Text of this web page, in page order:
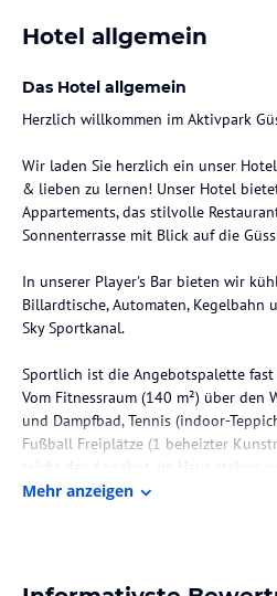
Hotel allgemein
Das Hotel allgemein
Herzlich willkommen im Aktivpark
Wir laden Sie herzlich ein unser
& lieben zu lernen! Unser Hotel
Appartements, das stilvolle
Sonnenterrasse mit Blick auf die
In unserer Player's Bar bieten wir
Billardtische, Automaten, Kegelbahn
Sky Sportkanal.
Sportlich ist die Angebotspalette
Vom Fitnessraum (140 m²) über den
und Dampfbad, Tennis (indoor-
Fußball Freiplätze (1 beheizter
reicht das Angebot. Im Haus stehen
Verfügung.
ausgeübt werden können - von
Mehr anzeigen